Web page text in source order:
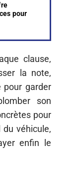
pour
clause,
la note,
garder
son
pour
véhicule,
enfin le